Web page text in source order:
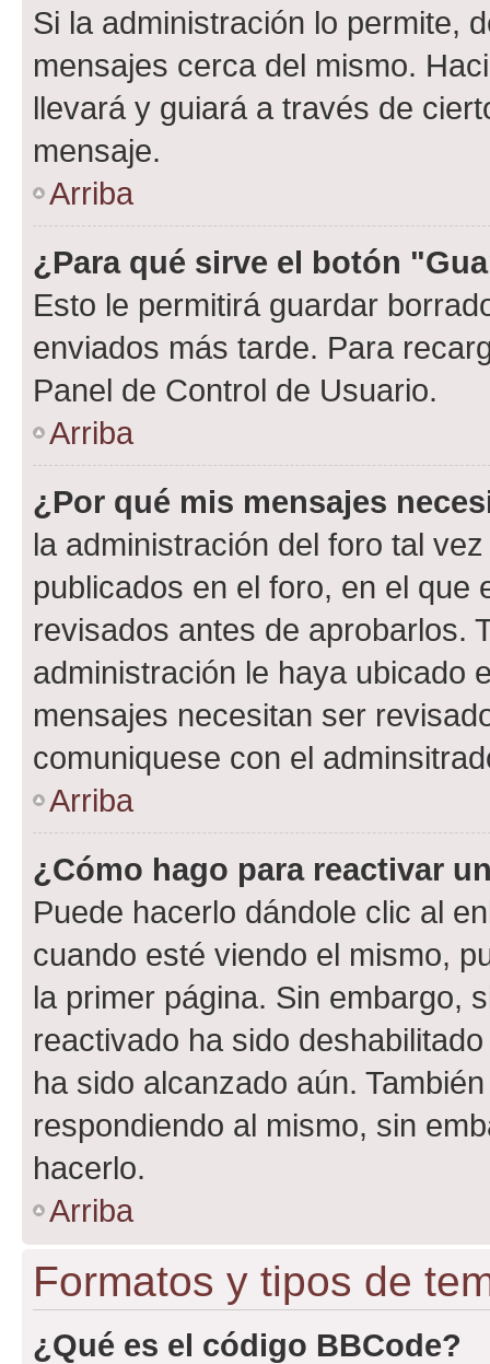
Si la administración lo permite,
mensajes cerca del mismo.
llevará y guiará a través de
mensaje.
Arriba
¿Para qué sirve el botón
Esto le permitirá guardar
enviados más tarde. Para
Panel de Control de Usuario.
Arriba
¿Por qué mis mensajes
la administración del foro tal
publicados en el foro, en el
revisados antes de aprobarlos.
administración le haya ubicado
mensajes necesitan ser
comuniquese con el
Arriba
¿Cómo hago para reactivar
Puede hacerlo dándole clic al
cuando esté viendo el mismo,
la primer página. Sin embargo,
reactivado ha sido
ha sido alcanzado aún.
respondiendo al mismo, sin
hacerlo.
Arriba
Formatos y tipos de
¿Qué es el código BBCode?